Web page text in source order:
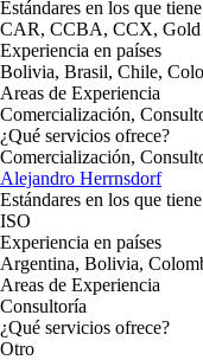
Estándares en los que
CAR, CCBA, CCX, Gold
Experiencia en países
Bolivia, Brasil, Chile,
Areas de Experiencia
Comercialización,
¿Qué servicios ofrece?
Comercialización,
Alejandro Herrnsdorf
Estándares en los que
ISO
Experiencia en países
Argentina, Bolivia,
Areas de Experiencia
Consultoría
¿Qué servicios ofrece?
Otro